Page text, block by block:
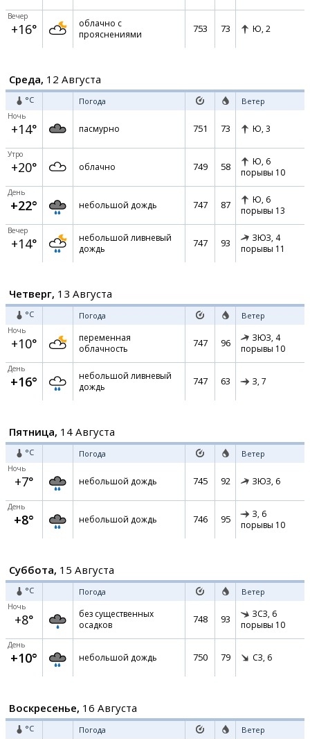
Вечер
+16°
облачно с
прояснениями
753 73 Ю, 2
Среда, 12 Августа
°C Погода Ветер
Ночь
+14° пасмурно 751 73 Ю, 3
Утро
+20° облачно 749 58 Ю, 6
порывы 10
День
+22° небольшой дождь 747 87 Ю, 6
порывы 13
Вечер
+14°
небольшой ливневый
дождь
747 93 ЗЮЗ, 4
порывы 11
Четверг, 13 Августа
°C Погода Ветер
Ночь
+10°
переменная
облачность
747 96 ЗЮЗ, 4
порывы 10
День
+16°
небольшой ливневый
дождь
747 63 З, 7
Пятница, 14 Августа
°C Погода Ветер
Ночь
+7° небольшой дождь 745 92 ЗЮЗ, 6
День
+8° небольшой дождь 746 95 З, 6
порывы 10
Суббота, 15 Августа
°C Погода Ветер
Ночь
+8°
без существенных
осадков
748 93 ЗСЗ, 6
порывы 10
День
+10° небольшой дождь 750 79 СЗ, 6
Воскресенье, 16 Августа
°C Погода Ветер